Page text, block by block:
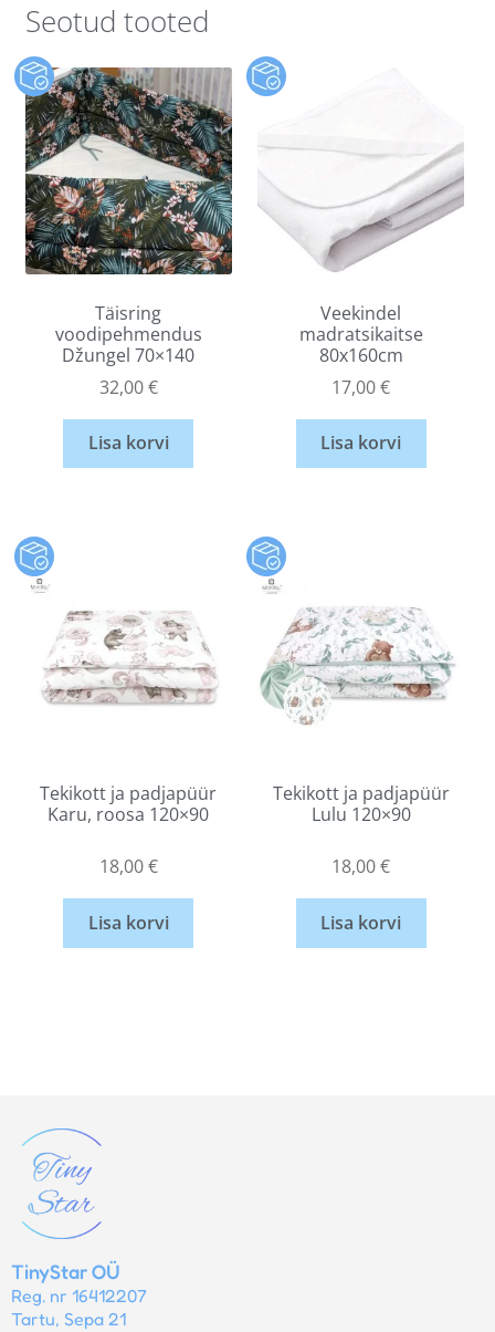
Seotud tooted
Täisring
voodipehmendus
Džungel 70×140
32,00€
Lisa korvi
Veekindel
madratsikaitse
80x160cm
17,00€
Lisa korvi
Tekikott ja padjapüür
Karu, roosa 120×90
18,00€
Lisa korvi
Tekikott ja padjapüür
Lulu 120×90
18,00€
Lisa korvi
TinyStar OÜ
Reg. nr 16412207
Tartu, Sepa 21